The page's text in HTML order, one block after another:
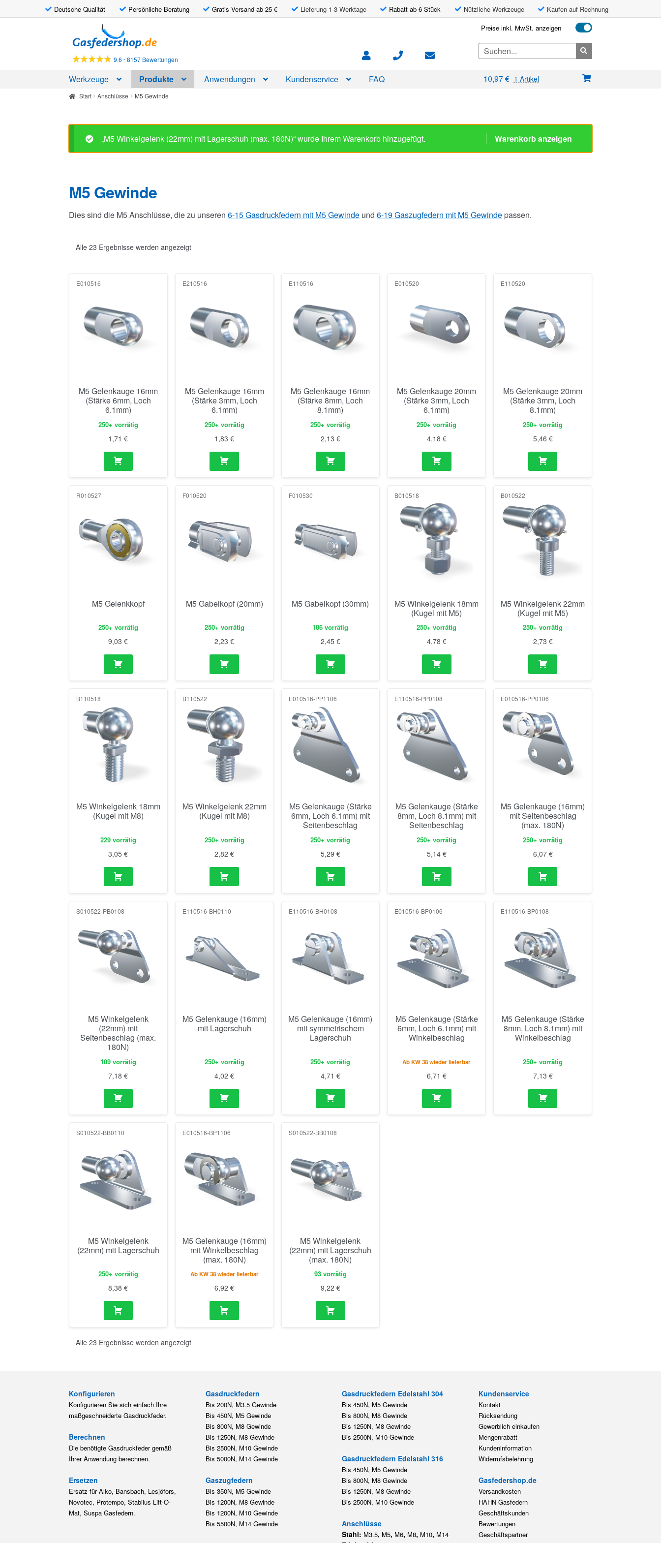
Deutsche Qualität Persönliche Beratung Gratis Versand ab 25 € Lieferung 1-3 Werktage Rabatt ab 6 Stück Nützliche Werkzeuge Kaufen auf Rechnung
Navigation
springen
Inhalt
springen
9.6 -8157 Bewertungen
Preise inkl. MwSt. anzeigen
Search
for:
Werkzeuge Produkte Anwendungen Kundenservice FAQ 10,97€ 1 Artikel
Start Anschlüsse M5 Gewinde
„M5 Winkelgelenk (22mm) mit Lagerschuh (max. 180N)“ wurde Ihrem Warenkorb hinzugefügt. Warenkorb anzeigen
M5 Gewinde
Dies sind die M5 Anschlüsse, die zu unseren6-15 Gasdruckfedern mit M5 Gewinde und6-19 Gaszugfedern mit M5 Gewinde passen.
Alle 23 Ergebnisse werden angezeigt
E010516
M5 Gelenkauge 16mm
(Stärke 6mm, Loch
6.1mm)
250+ vorrätig
1,71€
E210516
M5 Gelenkauge 16mm
(Stärke 3mm, Loch
6.1mm)
250+ vorrätig
1,83€
E110516
M5 Gelenkauge 16mm
(Stärke 8mm, Loch
8.1mm)
250+ vorrätig
2,13 €
E010520
M5 Gelenkauge 20mm
(Stärke 3mm, Loch
6.1mm)
250+ vorrätig
4,18 €
E110520
M5 Gelenkauge 20mm
(Stärke 3mm, Loch
8.1mm)
250+ vorrätig
5,46 €
R010527
M5 Gelenkkopf
250+ vorrätig
9,03€
F010520
M5 Gabelkopf (20mm)
250+ vorrätig
2,23€
F010530
M5 Gabelkopf (30mm)
186 vorrätig
2,45 €
B010518
M5 Winkelgelenk 18mm
(Kugel mit M5)
250+ vorrätig
4,78 €
B010522
M5 Winkelgelenk 22mm
(Kugel mit M5)
250+ vorrätig
2,73 €
B110518
M5 Winkelgelenk 18mm
(Kugel mit M8)
229 vorrätig
3,05€
B110522
M5 Winkelgelenk 22mm
(Kugel mit M8)
250+ vorrätig
2,82€
E010516-PP1106
M5 Gelenkauge (Stärke
6mm, Loch 6.1mm) mit
Seitenbeschlag
250+ vorrätig
5,29 €
E110516-PP0108
M5 Gelenkauge (Stärke
8mm, Loch 8.1mm) mit
Seitenbeschlag
250+ vorrätig
5,14 €
E010516-PP0106
M5 Gelenkauge (16mm)
mit Seitenbeschlag
(max. 180N)
250+ vorrätig
6,07 €
S010522-PB0108
M5 Winkelgelenk
(22mm) mit
Seitenbeschlag (max.
180N)
109 vorrätig
7,18€
E110516-BH0110
M5 Gelenkauge (16mm)
mit Lagerschuh
250+ vorrätig
4,02€
E110516-BH0108
M5 Gelenkauge (16mm)
mit symmetrischem
Lagerschuh
250+ vorrätig
4,71 €
E010516-BP0106
M5 Gelenkauge (Stärke
6mm, Loch 6.1mm) mit
Winkelbeschlag
Ab KW 38 wieder lieferbar
6,71 €
E110516-BP0108
M5 Gelenkauge (Stärke
8mm, Loch 8.1mm) mit
Winkelbeschlag
250+ vorrätig
7,13 €
S010522-BB0110
M5 Winkelgelenk
(22mm) mit Lagerschuh
250+ vorrätig
8,38€
E010516-BP1106
M5 Gelenkauge (16mm)
mit Winkelbeschlag
(max. 180N)
Ab KW 38 wieder lieferbar
6,92€
S010522-BB0108
M5 Winkelgelenk
(22mm) mit Lagerschuh
(max. 180N)
93 vorrätig
9,22 €
Alle 23 Ergebnisse werden angezeigt
Konfigurieren
Konfigurieren Sie sich einfach Ihre
maßgeschneiderte Gasdruckfeder.
Berechnen
Die benötigte Gasdruckfeder gemäß
Ihrer Anwendung berechnen.
Ersetzen
Ersatz für Alko, Bansbach, Lesjöfors,
Novotec, Protempo, Stabilus Lift-O-
Mat, Suspa Gasfedern.
Gasdruckfedern
Bis 200N, M3.5 Gewinde
Bis 450N, M5 Gewinde
Bis 800N, M8 Gewinde
Bis 1250N, M8 Gewinde
Bis 2500N, M10 Gewinde
Bis 5000N, M14 Gewinde
Gaszugfedern
Bis 350N, M5 Gewinde
Bis 1200N, M8 Gewinde
Bis 1200N, M10 Gewinde
Bis 5500N, M14 Gewinde
Gasdruckfedern Edelstahl 304
Bis 450N, M5 Gewinde
Bis 800N, M8 Gewinde
Bis 1250N, M8 Gewinde
Bis 2500N, M10 Gewinde
Gasdruckfedern Edelstahl 316
Bis 450N, M5 Gewinde
Bis 800N, M8 Gewinde
Bis 1250N, M8 Gewinde
Bis 2500N, M10 Gewinde
Anschlüsse
Stahl: M3.5, M5, M6, M8, M10, M14
Kundenservice
Kontakt
Rücksendung
Gewerblich einkaufen
Mengenrabatt
Kundeninformation
Widerrufsbelehrung
Gasfedershop.de
Versandkosten
HAHN Gasfedern
Geschäftskunden
Bewertungen
Geschäftspartner